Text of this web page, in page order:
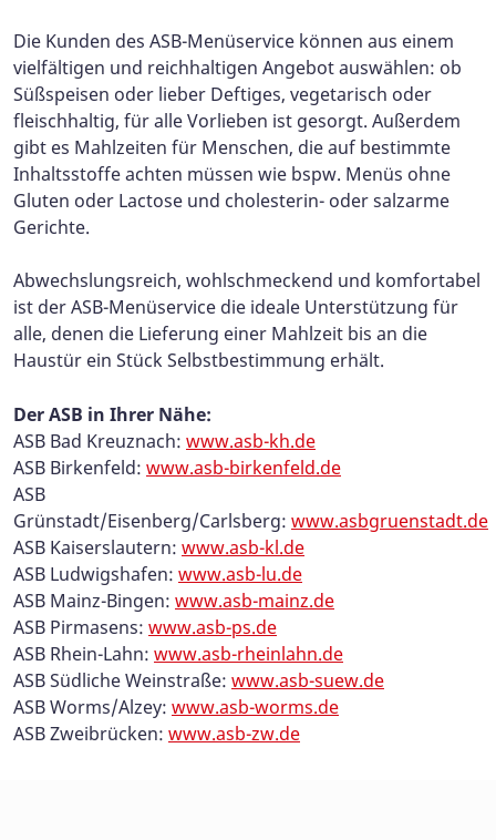
Die Kunden des ASB-Menüservice können aus einem
vielfältigen und reichhaltigen Angebot auswählen: ob
Süßspeisen oder lieber Deftiges, vegetarisch oder
fleischhaltig, für alle Vorlieben ist gesorgt. Außerdem
gibt es Mahlzeiten für Menschen, die auf bestimmte
Inhaltsstoffe achten müssen wie bspw. Menüs ohne
Gluten oder Lactose und cholesterin- oder salzarme
Gerichte.
Abwechslungsreich, wohlschmeckend und komfortabel
ist der ASB-Menüservice die ideale Unterstützung für
alle, denen die Lieferung einer Mahlzeit bis an die
Haustür ein Stück Selbstbestimmung erhält.
Der ASB in Ihrer Nähe:
ASB Bad Kreuznach: www.asb-kh.de
ASB Birkenfeld: www.asb-birkenfeld.de
ASB
Grünstadt/Eisenberg/Carlsberg: www.asbgruenstadt.de
ASB Kaiserslautern: www.asb-kl.de
ASB Ludwigshafen: www.asb-lu.de
ASB Mainz-Bingen: www.asb-mainz.de
ASB Pirmasens: www.asb-ps.de
ASB Rhein-Lahn: www.asb-rheinlahn.de
ASB Südliche Weinstraße: www.asb-suew.de
ASB Worms/Alzey: www.asb-worms.de
ASB Zweibrücken: www.asb-zw.de